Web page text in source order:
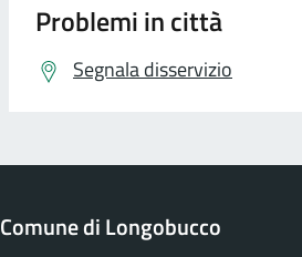
Problemi in città
Segnala disservizio
Comune di Longobucco